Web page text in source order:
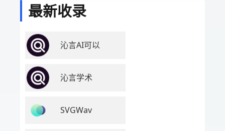
最新收录
沁言AI可以
沁言学术
SVGWav